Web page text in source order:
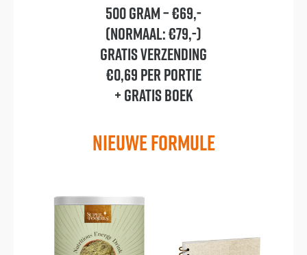
500 gram – €69,-
(Normaal: €79,-)
GRATIS verzending
€0,69 per portie
+ GRATIS BOEK
NIEUWE FORMULE